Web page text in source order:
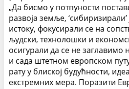
„Да бисмо у потпуности
развоја земље,
истоку, фокусирали се на
људски, технолошки и
осигурали да се не заглавимо
и сада штетном европском
рату у блиској будућности,
екстремних мера. Поразити